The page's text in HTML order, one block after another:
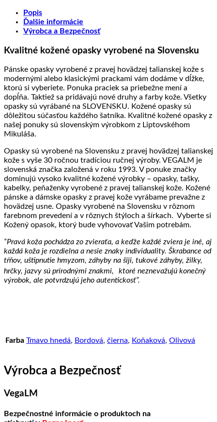
produktyneprenikne
ani
RF
signál
Popis
Ďalšie informácie
Výrobca a Bezpečnosť
Kvalitné kožené opasky vyrobené na Slovensku
Pánske opasky vyrobené z pravej hovädzej talianskej kože s
modernými alebo klasickými prackami vám dodáme v dĺžke,
ktorú si vyberiete. Ponuka praciek sa priebežne mení a
dopĺňa. Taktiež sa pridávajú nové druhy a farby kože. Všetky
opasky sú vyrábané na SLOVENSKU. Kožené opasky sú
dôležitou súčasťou každého šatníka. Kvalitné kožené opasky z
našej ponuky sú slovenským výrobkom z Liptovskéhom
Mikuláša.
Opasky sú vyrobené na Slovensku z pravej hovädzej talianskej
kože s vyše 30 ročnou tradíciou ručnej výroby. VEGALM je
slovenská značka založená v roku 1993. V ponuke značky
dominujú vysoko kvalitné kožené výrobky – opasky, tašky,
kabelky, peňaženky vyrobené z pravej talianskej kože. Kožené
pánske a dámske opasky z pravej kože vyrábame prevažne z
hovädzej usne. Opasky vyrobené na Slovensku v rôznom
farebnom prevedení a v rôznych štýloch a šírkach. Vyberte si
Kožený opasok, ktorý bude vyhovovať Vašim potrebám.
“Pravá koža pochádza zo zvieraťa, a keďže každé zviera je iné, aj
každá koža je rozdielna a nesie znaky individuality. Škrabance od
tŕňov, uštipnutie hmyzom, záhyby na šiji, tukové záhyby, žilky,
hrčky, jazvy sú prírodnými znakmi, ktoré neznevažujú konečný
výrobok, ale potvrdzujú jeho autentickosť”.
Farba Tmavo hnedá, Bordová, čierna, Koňaková, Olivová
Výrobca a Bezpečnosť
VegaLM
Bezpečnostné informácie o produktoch na